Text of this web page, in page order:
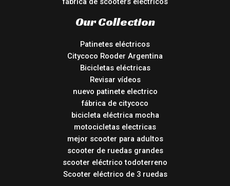
Our Collection
Patinetes eléctricos
Citycoco Rooder Argentina
Bicicletas eléctricas
Revisar vídeos
nuevo patinete electrico
fábrica de citycoco
bicicleta eléctrica mocha
motocicletas electricas
mejor scooter para adultos
scooter de ruedas grandes
scooter eléctrico todoterreno
Scooter eléctrico de 3 ruedas